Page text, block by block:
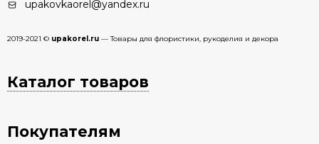
upakovkaorel@yandex.ru
2019-2021 © upakorel.ru — Товары для флористики, рукоделия и декора
Каталог товаров
Покупателям